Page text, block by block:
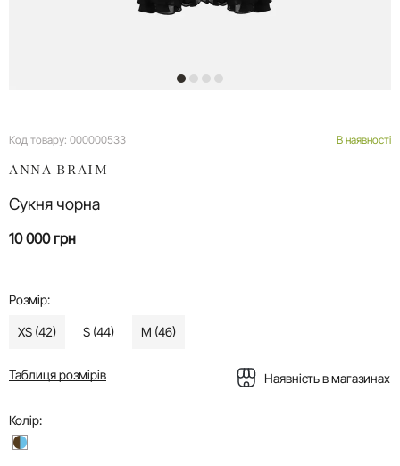
Код товару: 000000533 В наявності
ANNA BRAIM
Сукня чорна
10 000 грн
Розмір:
XS (42) S (44) M (46)
Таблиця розмірів Наявність в магазинах
Колір: